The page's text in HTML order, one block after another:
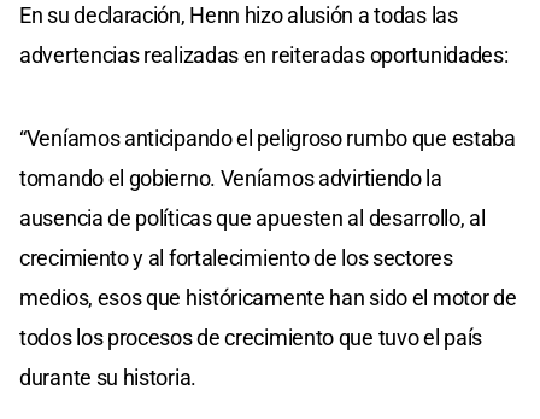
En su declaración, Henn hizo alusión a todas las
advertencias realizadas en reiteradas oportunidades:
“Veníamos anticipando el peligroso rumbo que estaba
tomando el gobierno. Veníamos advirtiendo la
ausencia de políticas que apuesten al desarrollo, al
crecimiento y al fortalecimiento de los sectores
medios, esos que históricamente han sido el motor de
todos los procesos de crecimiento que tuvo el país
durante su historia.